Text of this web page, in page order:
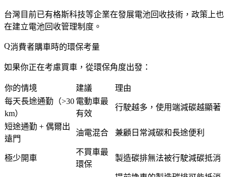
台灣目前已有格斯科技等企業在發展電池回收技術，政策上也
在建立電池回收管理制度。
消費者購車時的環保考量
如果你正在考慮買車，從環保角度出發：
你的情境 建議
理由
每天長途通勤（>30
km）
電動車最
有效
行駛越多，使用端減碳越顯著
短途通勤 + 偶爾出
遠門
油電混合 兼顧日常減碳和長途便利
極少開車
不買車最
環保
製造碳排無法被行駛減碳抵消